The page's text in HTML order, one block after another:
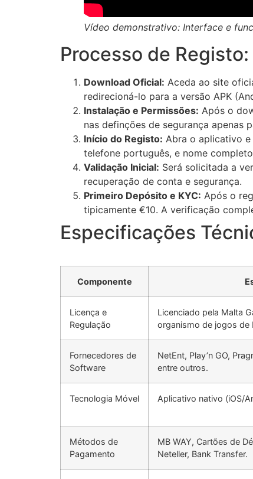
Vídeo demonstrativo: Interface e
Processo de
Download Oficial: Aceda ao site
redirecioná-lo para a versão APK
Instalação e Permissões: Após o
nas definções de segurança apenas
Início do Registo: Abra o aplicativo e
telefone português, e nome
Validação Inicial: Será solicitada a
recuperação de conta e segurança.
Primeiro Depósito e KYC: Após o
tipicamente €10. A verificação
Especificações
Componente
Licença e
Regulação
Licenciado pela Malta
organismo de jogos de
Fornecedores de
Software
NetEnt, Play’n GO,
entre outros.
Tecnologia Móvel Aplicativo nativo (iOS/
Métodos de
Pagamento
MB WAY, Cartões de
Neteller, Bank Transfer.